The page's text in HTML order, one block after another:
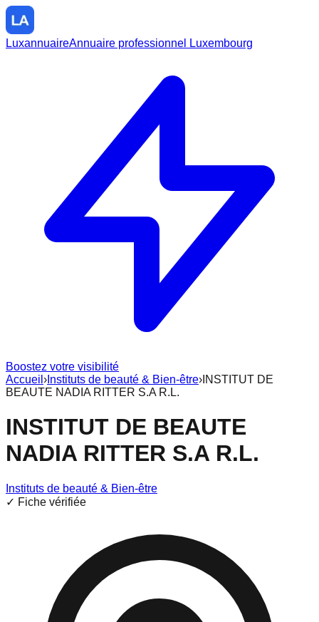
LuxannuaireAnnuaire professionnel Luxembourg
Boostez votre visibilité
Accueil › Instituts de beauté & Bien-être› INSTITUT DE
BEAUTE NADIA RITTER S.A R.L.
INSTITUT DE BEAUTE
NADIA RITTER S.A R.L.
Instituts de beauté & Bien-être
✓ Fiche vérifiée